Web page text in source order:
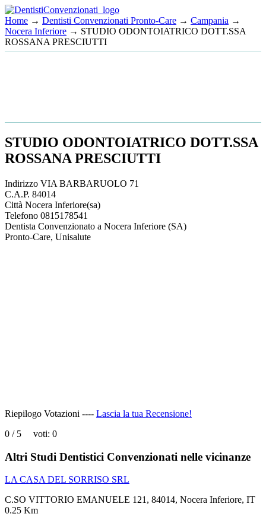
Home → Dentisti Convenzionati Pronto-Care → Campania →
Nocera Inferiore → STUDIO ODONTOIATRICO DOTT.SSA
ROSSANA PRESCIUTTI
STUDIO ODONTOIATRICO DOTT.SSA
ROSSANA PRESCIUTTI
Indirizzo VIA BARBARUOLO 71
C.A.P. 84014
Città Nocera Inferiore(sa)
Telefono 0815178541
Dentista Convenzionato a Nocera Inferiore (SA)
Pronto-Care, Unisalute
Riepilogo Votazioni ---- Lascia la tua Recensione!
0 / 5 voti: 0
Altri Studi Dentistici Convenzionati nelle vicinanze
LA CASA DEL SORRISO SRL
C.SO VITTORIO EMANUELE 121, 84014, Nocera Inferiore, IT
0.25 Km